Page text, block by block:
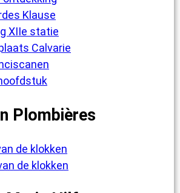
Klause
XIIe statie
Calvarie
Plombières
de klokken
de klokken